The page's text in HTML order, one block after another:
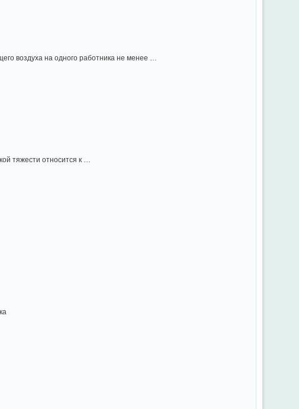
воздуха на одного работника не менее …
тяжести относится к …